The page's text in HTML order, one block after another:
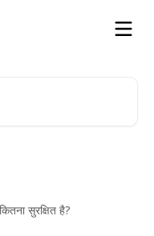
सुरक्षित है?